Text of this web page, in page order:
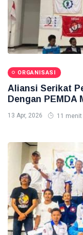
ORGANISASI
Aliansi Serikat
Dengan PEMDA
13 Apr, 2026 11 menit